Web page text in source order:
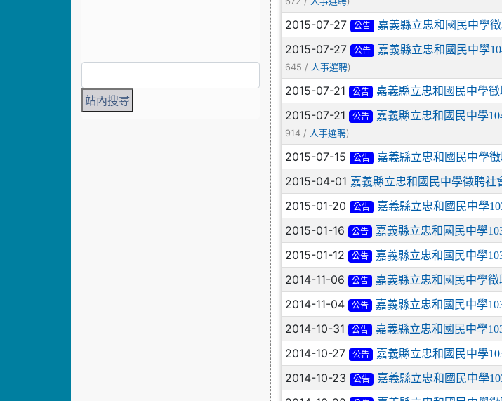
2015-07-27 公告 嘉義縣立忠和國民中學
2015-07-27 公告 嘉義縣立忠和國民中學
645 / 人事選聘)
2015-07-21 公告 嘉義縣立忠和國民中學
2015-07-21 公告 嘉義縣立忠和國民中學
914 / 人事選聘)
2015-07-15 公告 嘉義縣立忠和國民中學
2015-04-01 嘉義縣立忠和國民中學徵聘社
2015-01-20 公告 嘉義縣立忠和國民中學
2015-01-16 公告 嘉義縣立忠和國民中學
2015-01-12 公告 嘉義縣立忠和國民中學
2014-11-06 公告 嘉義縣立忠和國民中學
2014-11-04 公告 嘉義縣立忠和國民中學
2014-10-31 公告 嘉義縣立忠和國民中學
2014-10-27 公告 嘉義縣立忠和國民中學
2014-10-23 公告 嘉義縣立忠和國民中學